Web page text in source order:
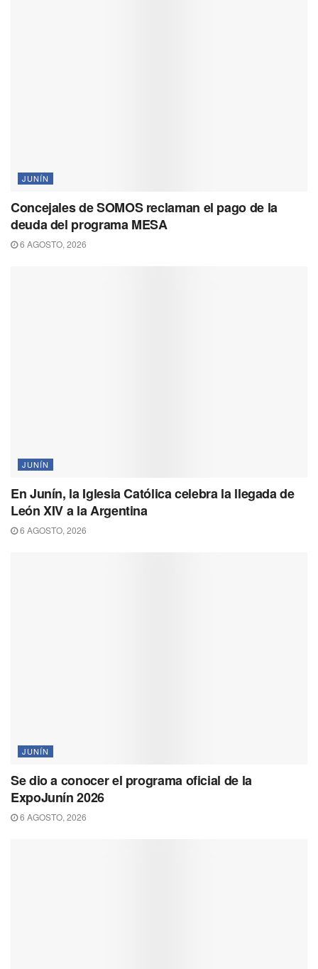
JUNÍN
Concejales de SOMOS reclaman el pago de la
deuda del programa MESA
6 AGOSTO, 2026
JUNÍN
En Junín, la Iglesia Católica celebra la llegada de
León XIV a la Argentina
6 AGOSTO, 2026
JUNÍN
Se dio a conocer el programa oficial de la
ExpoJunín 2026
6 AGOSTO, 2026